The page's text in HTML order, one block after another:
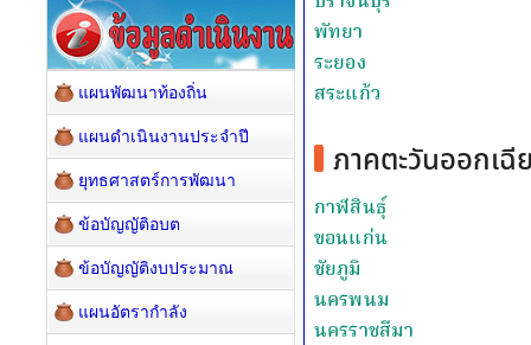
แผนพัฒนาท้องถิ่น
แผนดำเนินงานประจำปี
ยุทธศาสตร์การพัฒนา
ข้อบัญญัติอบต
ข้อบัญญัติงบประมาณ
แผนอัตรากำลัง